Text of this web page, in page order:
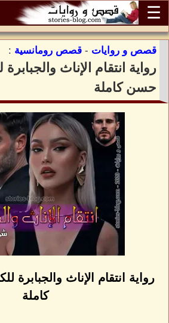
☰
قصص و روايات - قصص رومانسية :
رواية انتقام الإناث
حسن كاملة
رواية انتقام الإناث
كاملة